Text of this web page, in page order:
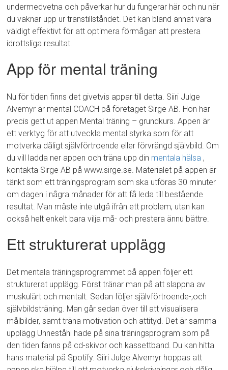
undermedvetna och påverkar hur du fungerar här och nu när
du vaknar upp ur transtillståndet. Det kan bland annat vara
väldigt effektivt för att optimera förmågan att prestera
idrottsliga resultat.
App för mental träning
Nu för tiden finns det givetvis appar till detta. Siiri Julge
Alvemyr är mental COACH på företaget Sirge AB. Hon har
precis gett ut appen Mental träning – grundkurs. Appen är
ett verktyg för att utveckla mental styrka som för att
motverka dåligt självförtroende eller förvrängd självbild. Om
du vill ladda ner appen och träna upp din mentala hälsa ,
kontakta Sirge AB på www.sirge.se. Materialet på appen är
tänkt som ett träningsprogram som ska utföras 30 minuter
om dagen i några månader för att få leda till bestående
resultat. Man måste inte utgå ifrån ett problem, utan kan
också helt enkelt bara vilja må- och prestera ännu bättre.
Ett strukturerat upplägg
Det mentala träningsprogrammet på appen följer ett
strukturerat upplägg. Först tränar man på att slappna av
muskulärt och mentalt. Sedan följer självförtroende-,och
självbildsträning. Man går sedan över till att visualisera
målbilder, samt träna motivation och attityd. Det är samma
upplägg Uhneståhl hade på sina träningsprogram som på
den tiden fanns på cd-skivor och kassettband. Du kan hitta
hans material på Spotify. Siiri Julge Alvemyr hoppas att